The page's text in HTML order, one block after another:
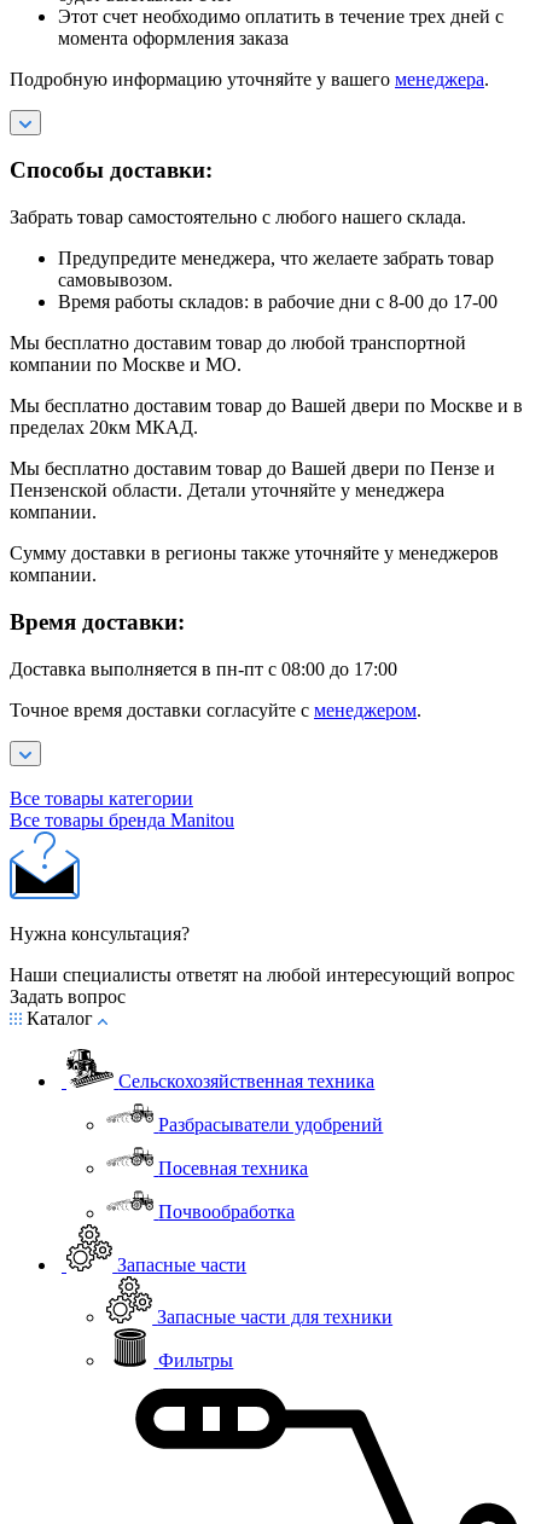
Этот счет необходимо оплатить в течение трех дней с
момента оформления заказа
Подробную информацию уточняйте у вашего менеджера.
Способы доставки:
Забрать товар самостоятельно с любого нашего склада.
Предупредите менеджера, что желаете забрать товар
самовывозом.
Время работы складов: в рабочие дни с 8-00 до 17-00
Мы бесплатно доставим товар до любой транспортной
компании по Москве и МО.
Мы бесплатно доставим товар до Вашей двери по Москве и в
пределах 20км МКАД.
Мы бесплатно доставим товар до Вашей двери по Пензе и
Пензенской области. Детали уточняйте у менеджера
компании.
Сумму доставки в регионы также уточняйте у менеджеров
компании.
Время доставки:
Доставка выполняется в пн-пт с 08:00 до 17:00
Точное время доставки согласуйте с менеджером.
Все товары категории
Все товары бренда Manitou
Нужна консультация?
Наши специалисты ответят на любой интересующий вопрос
Задать вопрос
Каталог
Сельскохозяйственная техника
Разбрасыватели удобрений
Посевная техника
Почвообработка
Запасные части
Запасные части для техники
Фильтры